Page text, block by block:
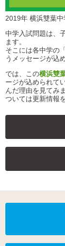
2019年 横浜雙葉
中学入試問題は、
ます。
そこには各中学の
うメッセージが込
では、この横浜雙
ージが込められて
んだ理由を見てみ
ついては更新情報